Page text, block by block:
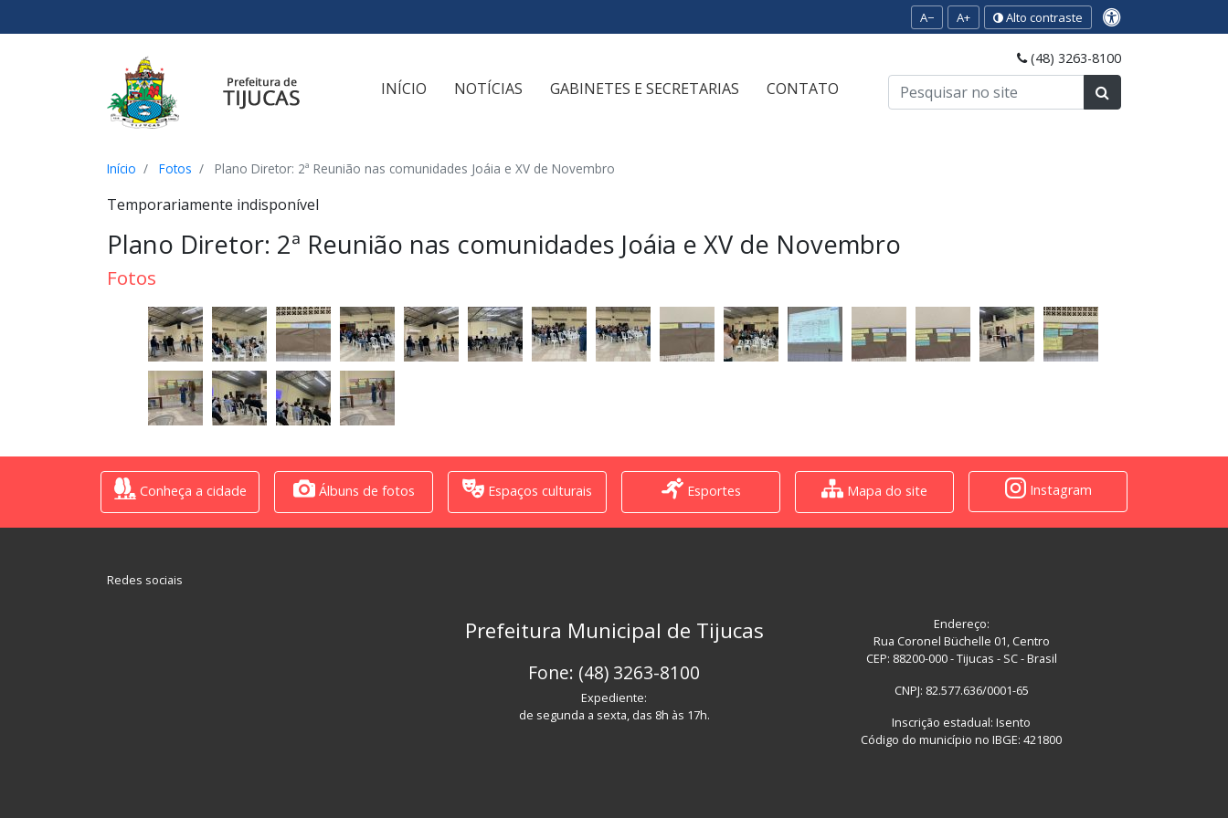
A− A+ Alto contraste
INÍCIO NOTÍCIAS GABINETES E SECRETARIAS CONTATO
(48) 3263-8100
Início Fotos Plano Diretor: 2ª Reunião nas comunidades Joáia e XV de Novembro
Temporariamente indisponível
Plano Diretor: 2ª Reunião nas comunidades Joáia e XV de Novembro
Fotos
Conheça a cidade Álbuns de fotos Espaços culturais Esportes Mapa do site Instagram
Redes sociais
Prefeitura Municipal de Tijucas
Fone: (48) 3263-8100
Expediente:
de segunda a sexta, das 8h às 17h.
Endereço:
Rua Coronel Büchelle 01, Centro
CEP: 88200-000 - Tijucas - SC - Brasil
CNPJ: 82.577.636/0001-65
Inscrição estadual: Isento
Código do município no IBGE: 421800